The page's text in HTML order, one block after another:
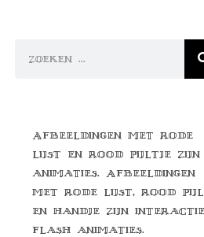
Afbeeldingen met rode
lijst en rood pijltje zijn
animaties. Afbeeldingen
met rode lijst, rood
en handje zijn
flash animaties.